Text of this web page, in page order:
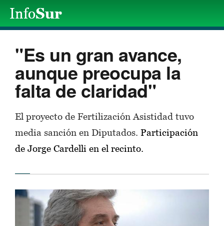
"Es un gran avance,
aunque preocupa la
falta de claridad"
El proyecto de Fertilización Asistidad tuvo
media sanción en Diputados. Participación
de Jorge Cardelli en el recinto.